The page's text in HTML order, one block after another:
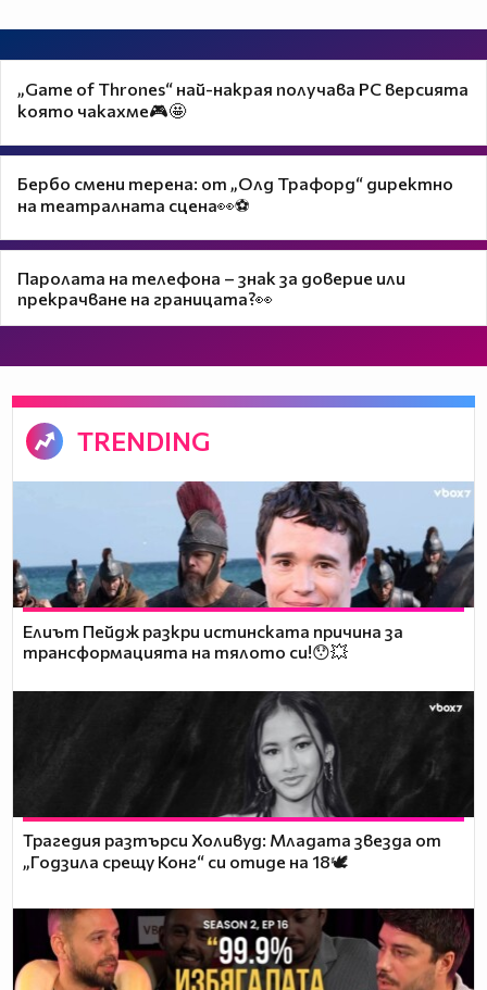
„Game of Thrones“ най-накрая получава PC версията
която чакахме🎮🤩
Бербо смени терена: от „Олд Трафорд“ директно
на театралната сцена👀⚽
Паролата на телефона – знак за доверие или
прекрачване на границата?👀
TRENDING
Елиът Пейдж разкри истинската причина за
трансформацията на тялото си!😯💥
Трагедия разтърси Холивуд: Младата звезда от
„Годзила срещу Конг“ си отиде на 18🕊️